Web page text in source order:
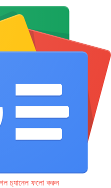
চ‌্যানেল ফলো করুন